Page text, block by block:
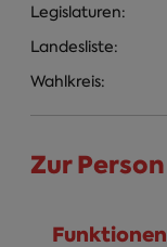
Legislaturen:
Landesliste:
Wahlkreis:
Zur Person
Funktionen